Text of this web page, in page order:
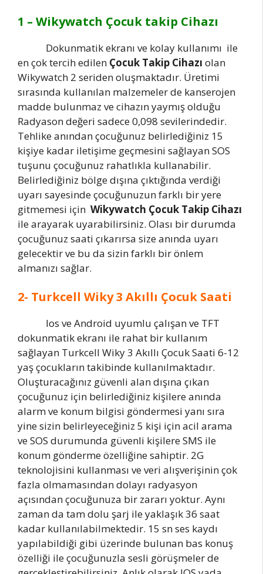
1 – Wikywatch Çocuk takip Cihazı
Dokunmatik ekranı ve kolay kullanımı ile
en çok tercih edilen Çocuk Takip Cihazı olan
Wikywatch 2 seriden oluşmaktadır. Üretimi
sırasında kullanılan malzemeler de kanserojen
madde bulunmaz ve cihazın yaymış olduğu
Radyason değeri sadece 0,098 sevilerindedir.
Tehlike anından çocuğunuz belirlediğiniz 15
kişiye kadar iletişime geçmesini sağlayan SOS
tuşunu çocuğunuz rahatlıkla kullanabilir.
Belirlediğiniz bölge dışına çıktığında verdiği
uyarı sayesinde çocuğunuzun farklı bir yere
gitmemesi için Wikywatch Çocuk Takip Cihazı
ile arayarak uyarabilirsiniz. Olası bir durumda
çocuğunuz saati çıkarırsa size anında uyarı
gelecektir ve bu da sizin farklı bir önlem
almanızı sağlar.
2- Turkcell Wiky 3 Akıllı Çocuk Saati
Ios ve Android uyumlu çalışan ve TFT
dokunmatik ekranı ile rahat bir kullanım
sağlayan Turkcell Wiky 3 Akıllı Çocuk Saati 6-12
yaş çocukların takibinde kullanılmaktadır.
Oluşturacağınız güvenli alan dışına çıkan
çocuğunuz için belirlediğiniz kişilere anında
alarm ve konum bilgisi göndermesi yanı sıra
yine sizin belirleyeceğiniz 5 kişi için acil arama
ve SOS durumunda güvenli kişilere SMS ile
konum gönderme özelliğine sahiptir. 2G
teknolojisini kullanması ve veri alışverişinin çok
fazla olmamasından dolayı radyasyon
açısından çocuğunuza bir zararı yoktur. Aynı
zaman da tam dolu şarj ile yaklaşık 36 saat
kadar kullanılabilmektedir. 15 sn ses kaydı
yapılabildiği gibi üzerinde bulunan bas konuş
özelliği ile çocuğunuzla sesli görüşmeler de